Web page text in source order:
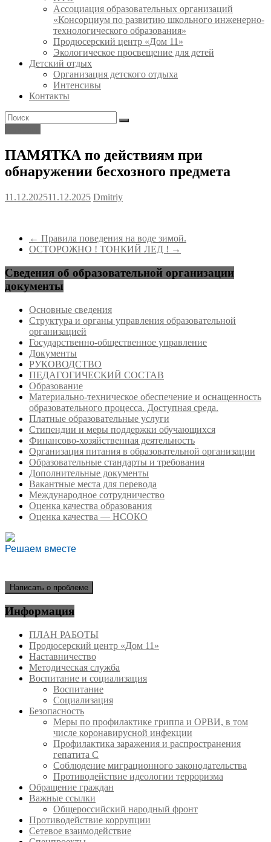
Ассоциация образовательных организаций
«Консорциум по развитию школьного инженерно-
технологического образования»
Продюсерский центр «Дом 11»
Экологическое просвещение для детей
Детский отдых
Организация детского отдыха
Интенсивы
Контакты
ПАМЯТКА по действиям при
обнаружении бесхозного предмета
11.12.202511.12.2025 Dmitriy
← Правила поведения на воде зимой.
ОСТОРОЖНО ! ТОНКИЙ ЛЕД ! →
Сведения об образовательной организации
документы
Основные сведения
Структура и органы управления образовательной
организацией
Государственно-общественное управление
Документы
РУКОВОДСТВО
ПЕДАГОГИЧЕСКИЙ СОСТАВ
Образование
Материально-техническое обеспечение и оснащенность
образовательного процесса. Доступная среда.
Платные образовательные услуги
Стипендии и меры поддержки обучающихся
Финансово-хозяйственная деятельность
Организация питания в образовательной организации
Образовательные стандарты и требования
Дополнительные документы
Вакантные места для перевода
Международное сотрудничество
Оценка качества образования
Оценка качества — НСОКО
Решаем вместе
Написать о проблеме
Информация
ПЛАН РАБОТЫ
Продюсерский центр «Дом 11»
Наставничество
Методическая служба
Воспитание и социализация
Воспитание
Социализация
Безопасность
Меры по профилактике гриппа и ОРВИ, в том
числе коронавирусной инфекции
Профилактика заражения и распространения
гепатита С
Соблюдение миграционного законодательства
Противодействие идеологии терроризма
Обращение граждан
Важные ссылки
Общероссийский народный фронт
Противодействие коррупции
Сетевое взаимодействие